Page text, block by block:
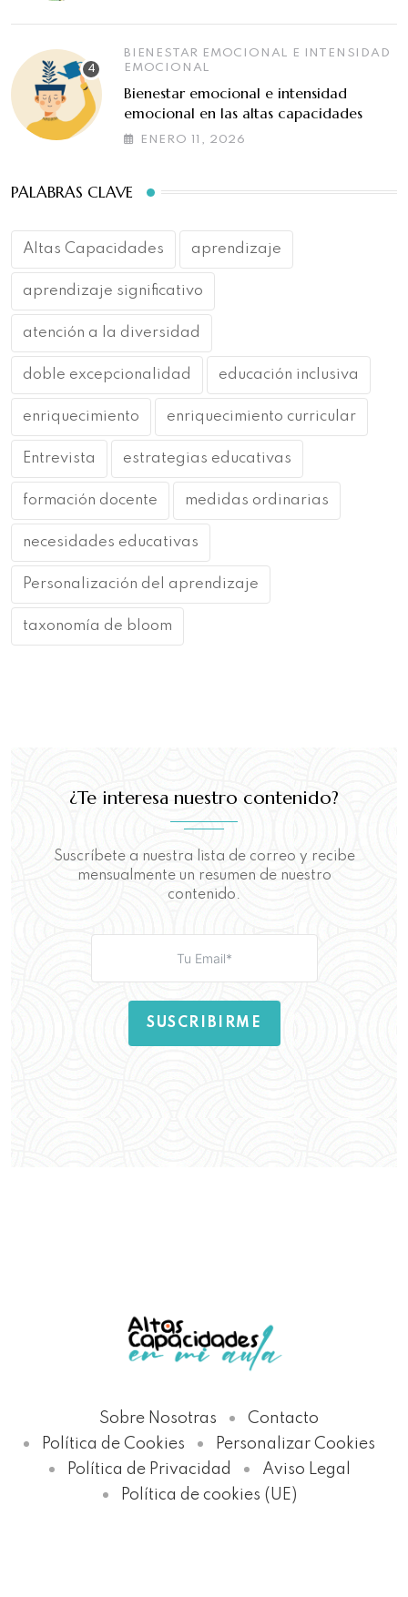
BIENESTAR EMOCIONAL E INTENSIDAD
EMOCIONAL
Bienestar emocional e intensidad
emocional en las altas capacidades
ENERO 11, 2026
PALABRAS CLAVE
Altas Capacidades aprendizaje
aprendizaje significativo
atención a la diversidad
doble excepcionalidad educación inclusiva
enriquecimiento enriquecimiento curricular
Entrevista estrategias educativas
formación docente medidas ordinarias
necesidades educativas
Personalización del aprendizaje
taxonomía de bloom
¿Te interesa nuestro contenido?
Suscríbete a nuestra lista de correo y recibe
mensualmente un resumen de nuestro
contenido.
SUSCRIBIRME
Sobre Nosotras
Contacto
Política de Cookies
Personalizar Cookies
Política de Privacidad
Aviso Legal
Política de cookies (UE)